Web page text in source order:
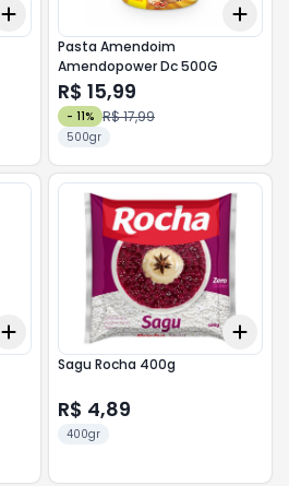
Add Add
Pasta Amendoim
Amendopower Dc 500G
R$ 15,99
- 11% R$ 17,99
500gr
+10
Add Add
Sagu Rocha 400g
R$ 4,89
400gr